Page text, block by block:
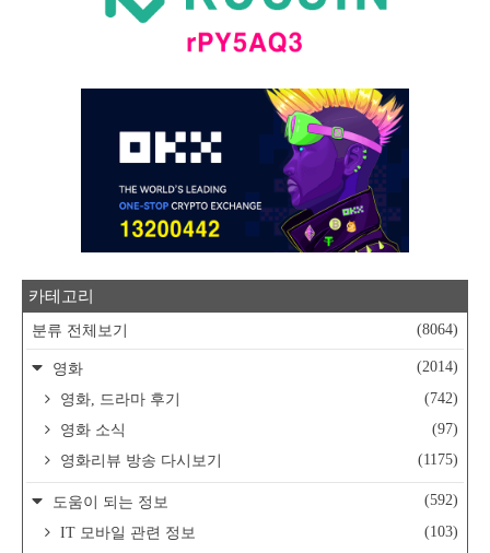
카테고리
분류 전체보기 (8064)
영화
(2014)
영화, 드라마 후기
(742)
영화 소식
(97)
영화리뷰 방송 다시보기
(1175)
도움이 되는 정보
(592)
IT 모바일 관련 정보
(103)